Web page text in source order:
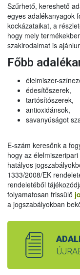
Szűrhető, kereshető
egyes adalékanyagok
kockázataikat, a
hogy mely
szakirodalmat is
Főbb
élelmiszer-
édesítőszerek,
tartósítószerek,
antioxidánsok,
savanyúságot
E-szám keresőnk a
hogy az
hatályos
1333/2008/EK
rendeletéből
folyamatosan frissülő
a jogszabályokban